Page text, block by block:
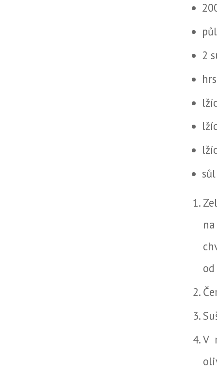
2
sůl
V